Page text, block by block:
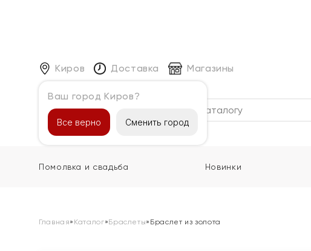
Киров
Ваш город Киров?
Все верно Сменить город
Доставка Магазины
Каталог
Помолвка и свадьба Новинки
Главная» Каталог»Браслеты» Браслет из золота